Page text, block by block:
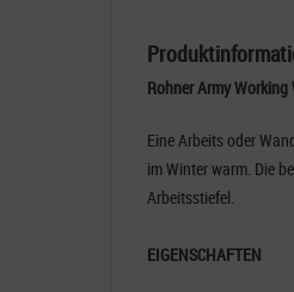
Rohner Army Working
Eine Arbeits oder
im Winter warm. Die
Arbeitsstiefel.
EIGENSCHAFTEN